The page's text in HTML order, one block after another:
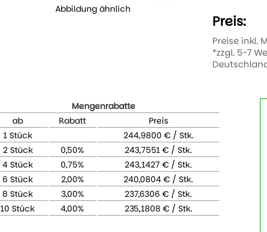
Abbildung ähnlich
Preis:
Preise inkl.
*zzgl. 5-7
Mengenrabatte
ab
Rabatt
Preis
1 Stück
244,9800 € / Stk.
2 Stück
0,50%
243,7551 € / Stk.
4 Stück
0,75%
243,1427 € / Stk.
6 Stück
2,00%
240,0804 € / Stk.
8 Stück
3,00%
237,6306 € / Stk.
10 Stück
4,00% 235,1808 € / Stk.